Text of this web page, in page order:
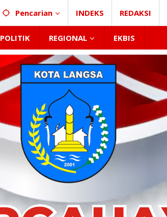
Pencarian INDEKS REDAKSI
POLITIK REGIONAL EKBIS